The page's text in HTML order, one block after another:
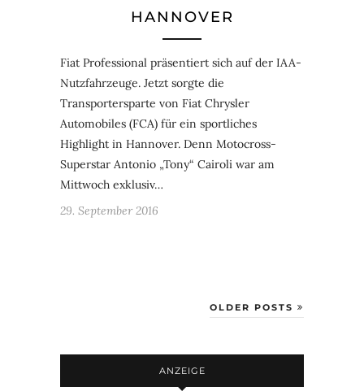
HANNOVER
Fiat Professional präsentiert sich auf der IAA-
Nutzfahrzeuge. Jetzt sorgte die
Transportersparte von Fiat Chrysler
Automobiles (FCA) für ein sportliches
Highlight in Hannover. Denn Motocross-
Superstar Antonio „Tony“ Cairoli war am
Mittwoch exklusiv…
29. September 2016
OLDER POSTS
ANZEIGE